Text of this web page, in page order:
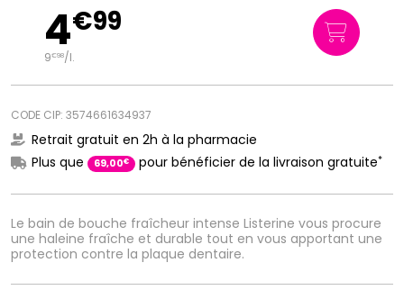
Le bain de bouche fraîcheur intense Listerine vous procure
une haleine fraîche et durable tout en vous apportant une
protection contre la plaque dentaire.
4€99
9€98/l.
CODE CIP: 3574661634937
Retrait gratuit en 2h à la pharmacie
Plus que
69,00€ pour bénéficier de la livraison gratuite*